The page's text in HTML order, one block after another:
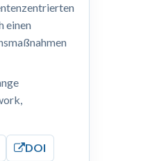
einen
DOI